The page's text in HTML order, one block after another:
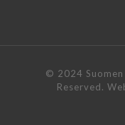
© 2024
Reserved.